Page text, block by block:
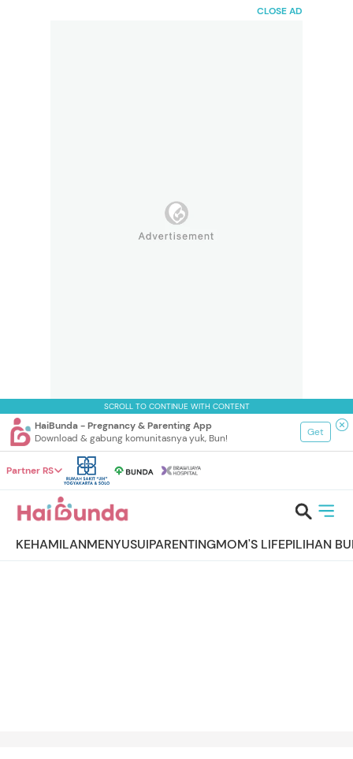
CLOSE AD
SCROLL TO CONTINUE WITH CONTENT
HaiBunda - Pregnancy & Parenting App
Download & gabung komunitasnya yuk, Bun!
Get
Partner RS
KEHAMILANMENYUSUIPARENTINGMOM'S LIFEPILIHAN